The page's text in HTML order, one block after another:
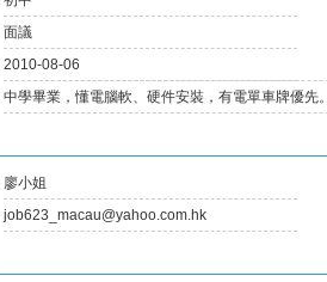
面議
2010-08-06
中學畢業，懂電腦軟、硬件安裝，有電單車牌優先。
廖小姐
job623_macau@yahoo.com.hk